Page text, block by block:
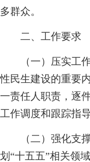
多群众。
二、工作要求
（一）压实工作
性民生建设的重要
一责任人职责，逐
工作调度和跟踪指
（二）强化支撑
划“十五五”相关领